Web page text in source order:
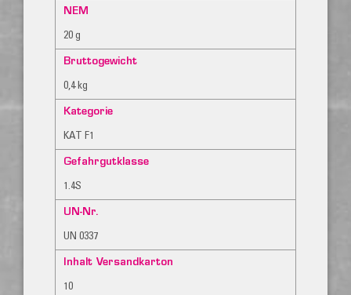
NEM
20 g
Bruttogewicht
0,4 kg
Kategorie
KAT F1
Gefahrgutklasse
1.4S
UN-Nr.
UN 0337
Inhalt Versandkarton
10